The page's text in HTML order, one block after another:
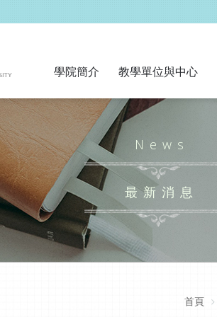
學院簡介 教學單位與中心
News
最新消息
首頁